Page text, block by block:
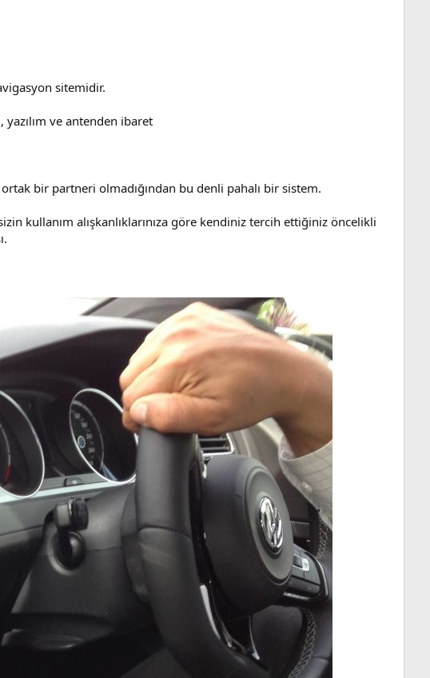
sitemidir.
ve antenden ibaret
bir partneri olmadığından bu denli pahalı bir sistem.
kullanım alışkanlıklarınıza göre kendiniz tercih ettiğiniz öncelikli